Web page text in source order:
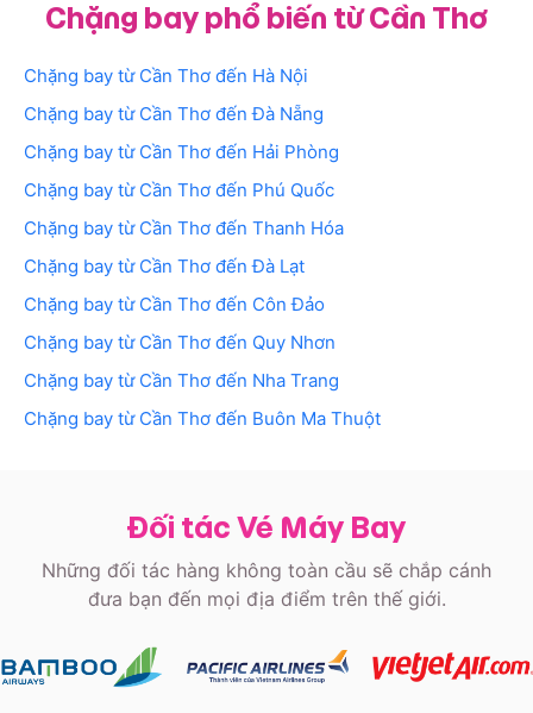
Chặng bay phổ biến từ Cần Thơ
Chặng bay từ Cần Thơ đến Hà Nội
Chặng bay từ Cần Thơ đếnĐà Nẵng
Chặng bay từ Cần Thơ đến Hải Phòng
Chặng bay từ Cần Thơ đến Phú Quốc
Chặng bay từ Cần Thơ đến Thanh Hóa
Chặng bay từ Cần Thơ đếnĐà Lạt
Chặng bay từ Cần Thơ đến Côn Đảo
Chặng bay từ Cần Thơ đến Quy Nhơn
Chặng bay từ Cần Thơ đến Nha Trang
Chặng bay từ Cần Thơ đến Buôn Ma Thuột
Đối tác Vé Máy Bay
Những đối tác hàng không toàn cầu sẽ chắp cánh
đưa bạn đến mọi địa điểm trên thế giới.